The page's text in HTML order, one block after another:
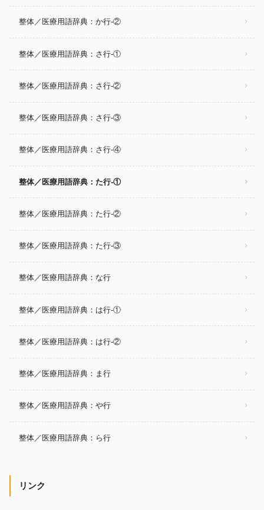
整体／医療用語辞典：か行‐②
整体／医療用語辞典：さ行-①
整体／医療用語辞典：さ行-②
整体／医療用語辞典：さ行-③
整体／医療用語辞典：さ行-④
整体／医療用語辞典：た行-①
整体／医療用語辞典：た行-②
整体／医療用語辞典：た行-③
整体／医療用語辞典：な行
整体／医療用語辞典：は行-①
整体／医療用語辞典：は行-②
整体／医療用語辞典：ま行
整体／医療用語辞典：や行
整体／医療用語辞典：ら行
リンク